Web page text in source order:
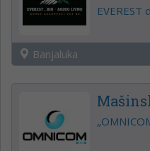
EVEREST
Banjaluka